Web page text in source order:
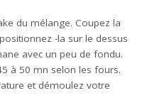
du mélange. Coupez la
-la sur le dessus
avec un peu de fondu.
à 50 mn selon les fours.
et démoulez votre